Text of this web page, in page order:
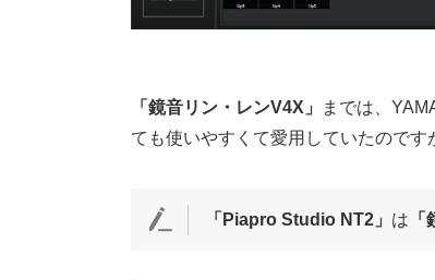
「鏡音リン・レンV4X」 までは、
ても使いやすくて愛用していたのです
「Piapro Studio NT2」 は